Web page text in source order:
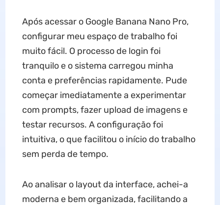
Após acessar o Google Banana Nano Pro,
configurar meu espaço de trabalho foi
muito fácil. O processo de login foi
tranquilo e o sistema carregou minha
conta e preferências rapidamente. Pude
começar imediatamente a experimentar
com prompts, fazer upload de imagens e
testar recursos. A configuração foi
intuitiva, o que facilitou o início do trabalho
sem perda de tempo.
Ao analisar o layout da interface, achei-a
moderna e bem organizada, facilitando a